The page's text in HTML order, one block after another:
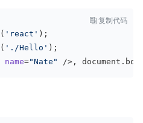
 复制代码
( 'react' );
( './Hello' );
name="Nate" /> , document